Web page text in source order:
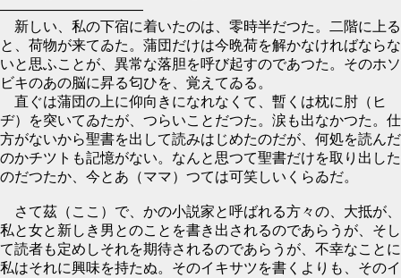
――――――――――
新しい、私の下宿に着いたのは、零時半だつた。二階に上る
と、荷物が来てゐた。蒲団だけは今晩荷を解かなければならな
いと思ふことが、異常な落胆を呼び起すのであつた。そのホソ
ビキのあの脳に昇る匂ひを、覚えてゐる。
直ぐは蒲団の上に仰向きになれなくて、暫くは枕に肘（ヒ
ヂ）を突いてゐたが、つらいことだつた。涙も出なかつた。仕
方がないから聖書を出して読みはじめたのだが、何処を読んだ
のかチツトも記憶がない。なんと思つて聖書だけを取り出した
のだつたか、今とあ（ママ）つては可笑しいくらゐだ。
さて茲（ここ）で、かの小説家と呼ばれる方々の、大抵が、
私と女と新しき男とのことを書き出されるのであらうが、そし
て読者も定めしそれを期待されるのであらうが、不幸なことに
私はそれに興味を持たぬ。そのイキサツを書くよりも、そのイ